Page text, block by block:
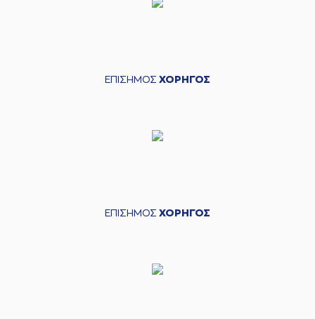
ΕΠΙΣΗΜΟΣ ΧΟΡΗΓΟΣ
ΕΠΙΣΗΜΟΣ ΧΟΡΗΓΟΣ